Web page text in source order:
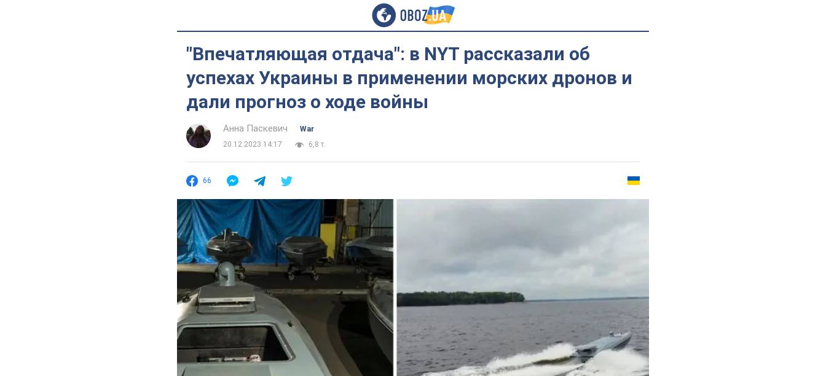
"Впечатляющая отдача": в NYT рассказали об
успехах Украины в применении морских дронов и
дали прогноз о ходе войны
Анна Паскевич
War
20.12.2023 14:17
6,8 т.
66